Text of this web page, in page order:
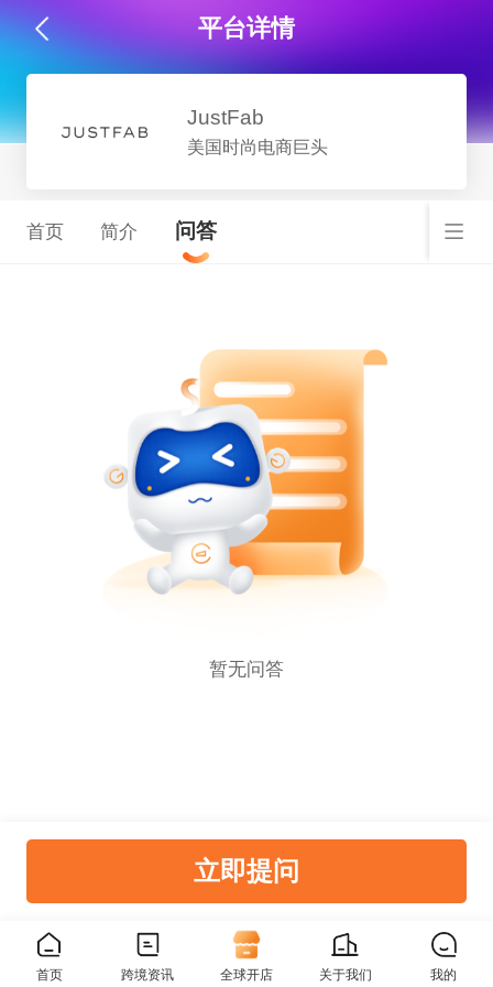
平台详情
JustFab
美国时尚电商巨头
首页 简介 问答
暂无问答
立即提问
首页 跨境资讯 全球开店 关于我们 我的